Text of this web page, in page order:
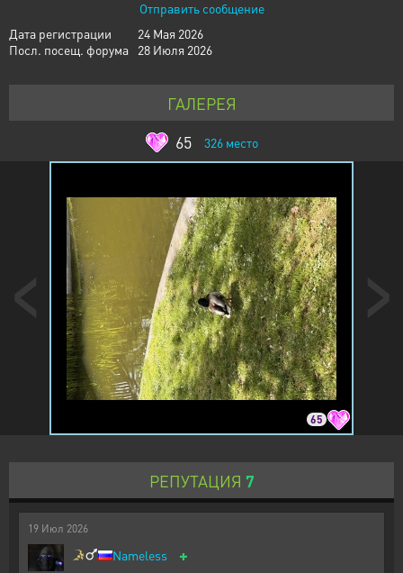
Отправить сообщение
Дата регистрации
24 Мая 2026
Посл. посещ. форума
28 Июля 2026
ГАЛЕРЕЯ
65
326место
65
РЕПУТАЦИЯ 7
19 Июл 2026
Nameless +